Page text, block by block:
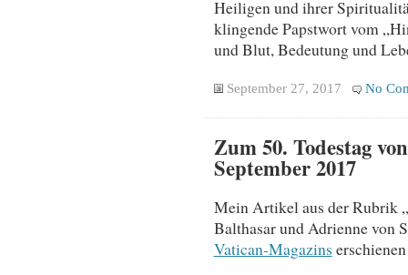
Heiligen und ihrer
klingende Papstwort vom
und Blut, Bedeutung und
September 27, 2017 No
Zum 50. Todestag
September 2017
Mein Artikel aus der Rubrik
Balthasar und Adrienne von
Vatican-Magazins